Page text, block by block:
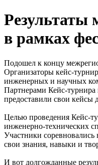
Результаты
в рамках
Подошел к концу
Организаторы кейс-
инженерных и научных
Партнерами Кейс-
предоставили свои кейсы
Целью проведения Кейс-
инженерно-технических
Участники
свои знания, навыки и
И вот долгожданные